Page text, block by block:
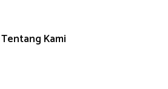
Tentang Kami